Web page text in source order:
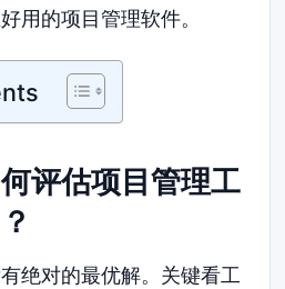
用的项目管理软件。
评估项目管理工
绝对的最优解。关键看工